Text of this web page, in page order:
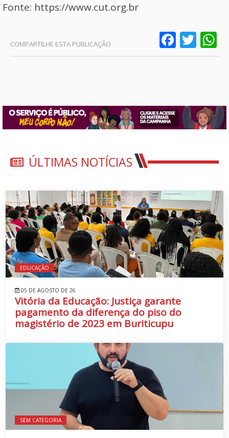
Fonte: https://www.cut.org.br
ÚLTIMAS NOTÍCIAS
EDUCAÇÃO
05 DE AGOSTO DE 26
Vitória da Educação: Justiça garante
pagamento da diferença do piso do
magistério de 2023 em Buriticupu
SEM CATEGORIA